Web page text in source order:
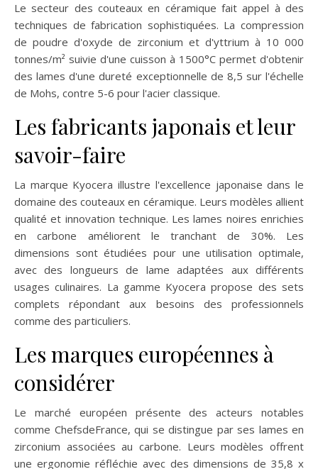
Le secteur des couteaux en céramique fait appel à des
techniques de fabrication sophistiquées. La compression
de poudre d'oxyde de zirconium et d'yttrium à 10 000
tonnes/m² suivie d'une cuisson à 1500°C permet d'obtenir
des lames d'une dureté exceptionnelle de 8,5 sur l'échelle
de Mohs, contre 5-6 pour l'acier classique.
Les fabricants japonais et leur
savoir-faire
La marque Kyocera illustre l'excellence japonaise dans le
domaine des couteaux en céramique. Leurs modèles allient
qualité et innovation technique. Les lames noires enrichies
en carbone améliorent le tranchant de 30%. Les
dimensions sont étudiées pour une utilisation optimale,
avec des longueurs de lame adaptées aux différents
usages culinaires. La gamme Kyocera propose des sets
complets répondant aux besoins des professionnels
comme des particuliers.
Les marques européennes à
considérer
Le marché européen présente des acteurs notables
comme ChefsdeFrance, qui se distingue par ses lames en
zirconium associées au carbone. Leurs modèles offrent
une ergonomie réfléchie avec des dimensions de 35,8 x